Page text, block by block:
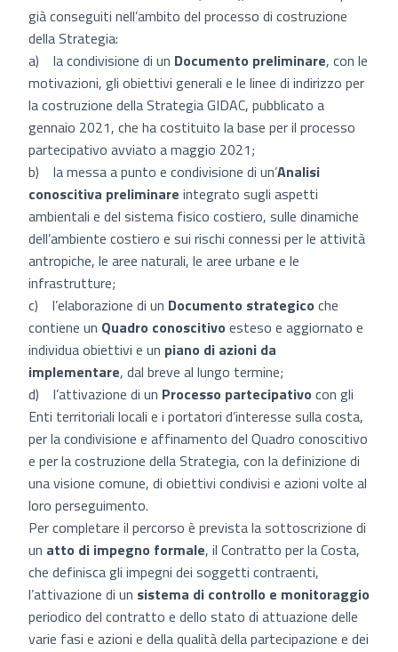
già conseguiti nell’ambito del processo di costruzione
della Strategia:
a) la condivisione di un Documento preliminare, con le
motivazioni, gli obiettivi generali e le linee di indirizzo per
la costruzione della Strategia GIDAC, pubblicato a
gennaio 2021, che ha costituito la base per il processo
partecipativo avviato a maggio 2021;
b) la messa a punto e condivisione di un’Analisi
conoscitiva preliminare integrato sugli aspetti
ambientali e del sistema fisico costiero, sulle dinamiche
dell’ambiente costiero e sui rischi connessi per le attività
antropiche, le aree naturali, le aree urbane e le
infrastrutture;
c) l’elaborazione di un Documento strategico che
contiene un Quadro conoscitivo esteso e aggiornato e
individua obiettivi e un piano di azioni da
implementare, dal breve al lungo termine;
d) l’attivazione di un Processo partecipativo con gli
Enti territoriali locali e i portatori d’interesse sulla costa,
per la condivisione e affinamento del Quadro conoscitivo
e per la costruzione della Strategia, con la definizione di
una visione comune, di obiettivi condivisi e azioni volte al
loro perseguimento.
Per completare il percorso è prevista la sottoscrizione di
un atto di impegno formale, il Contratto per la Costa,
che definisca gli impegni dei soggetti contraenti,
l’attivazione di un sistema di controllo e monitoraggio
periodico del contratto e dello stato di attuazione delle
varie fasi e azioni e della qualità della partecipazione e dei